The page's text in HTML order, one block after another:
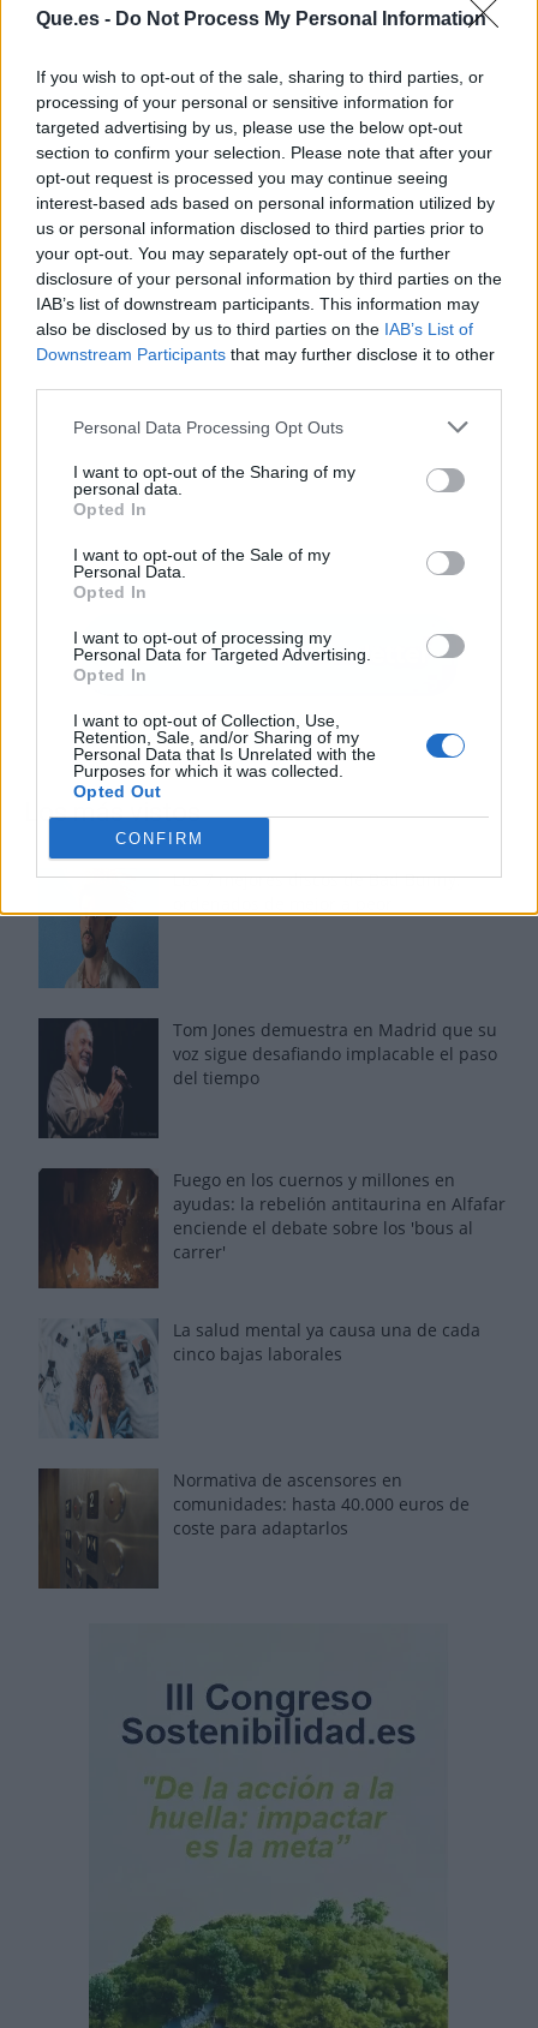
Que.es - Do Not Process My Personal Information
If you wish to opt-out of the sale, sharing to third parties, or
processing of your personal or sensitive information for
targeted advertising by us, please use the below opt-out
section to confirm your selection. Please note that after your
opt-out request is processed you may continue seeing
interest-based ads based on personal information utilized by
us or personal information disclosed to third parties prior to
your opt-out. You may separately opt-out of the further
disclosure of your personal information by third parties on the
IAB’s list of downstream participants. This information may
also be disclosed by us to third parties on the IAB’s List of
Downstream Participants that may further disclose it to other
Personal Data Processing Opt Outs
I want to opt-out of the Sharing of my
personal data.
Opted In
I want to opt-out of the Sale of my
Personal Data.
Opted In
I want to opt-out of processing my
Personal Data for Targeted Advertising.
Opted In
I want to opt-out of Collection, Use,
Retention, Sale, and/or Sharing of my
Personal Data that Is Unrelated with the
Purposes for which it was collected.
Opted Out
CONFIRM
Publicidad
Los más vistos
Los 7 mejores discos de Bad Bunny,
Tom Jones demuestra en Madrid que su
voz sigue desafiando implacable el paso
del tiempo
Fuego en los cuernos y millones en
ayudas: la rebelión antitaurina en Alfafar
enciende el debate sobre los 'bous al
carrer'
La salud mental ya causa una de cada
cinco bajas laborales
Normativa de ascensores en
comunidades: hasta 40.000 euros de
coste para adaptarlos